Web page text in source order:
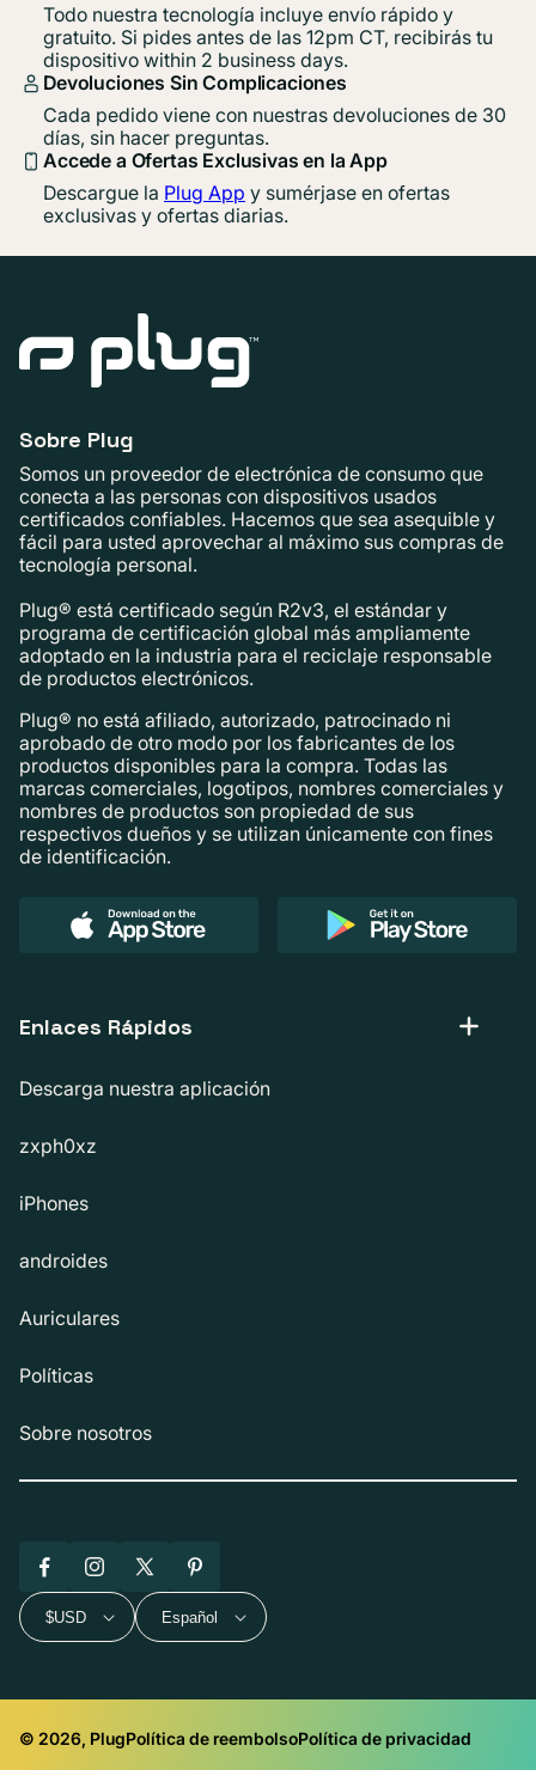
Todo nuestra tecnología incluye envío rápido y
gratuito. Si pides antes de las 12pm CT, recibirás tu
dispositivo within 2 business days.
Devoluciones Sin Complicaciones
Cada pedido viene con nuestras devoluciones de 30
días, sin hacer preguntas.
Accede a Ofertas Exclusivas en la App
Descargue la Plug App y sumérjase en ofertas
exclusivas y ofertas diarias.
Sobre Plug
Somos un proveedor de electrónica de consumo que
conecta a las personas con dispositivos usados ​​
certificados confiables. Hacemos que sea asequible y
fácil para usted aprovechar al máximo sus compras de
tecnología personal.
Plug® está certificado según R2v3, el estándar y
programa de certificación global más ampliamente
adoptado en la industria para el reciclaje responsable
de productos electrónicos.
Plug® no está afiliado, autorizado, patrocinado ni
aprobado de otro modo por los fabricantes de los
productos disponibles para la compra. Todas las
marcas comerciales, logotipos, nombres comerciales y
nombres de productos son propiedad de sus
respectivos dueños y se utilizan únicamente con fines
de identificación.
Enlaces Rápidos
Descarga nuestra aplicación
zxph0xz
iPhones
androides
Auriculares
Políticas
Sobre nosotros
FacebookInstagram
X
(Twitter)
Pinterest
$USD Español
© 2026, PlugPolítica de reembolsoPolítica de privacidad